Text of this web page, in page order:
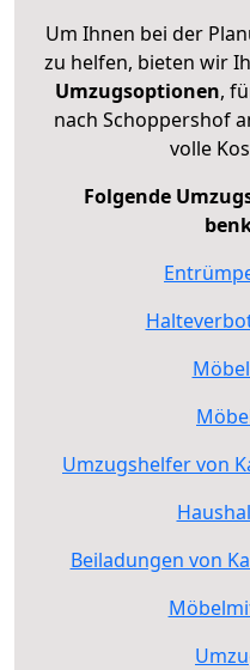
Um Ihnen bei der
zu helfen, bieten wir
Umzugsoptionen,
nach Schoppershof
volle
Folgende
Umzugshelfer von
Beiladungen von